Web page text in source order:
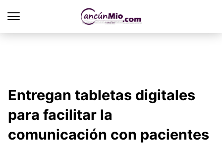
Entregan tabletas digitales
para facilitar la
comunicación con pacientes